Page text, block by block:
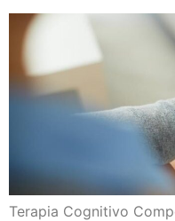
Terapia Cognitivo